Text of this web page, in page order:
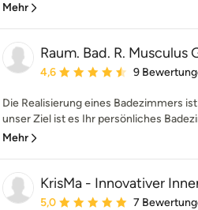
Mehr
Raum. Bad. R. Musculus
Durchschnittliche Bewertung:
4,6 9
Die Realisierung eines Badezimmers
unser Ziel ist es Ihr persönliches
Mehr
KrisMa - Innovativer
Durchschnittliche Bewertung: 5
5,0 7